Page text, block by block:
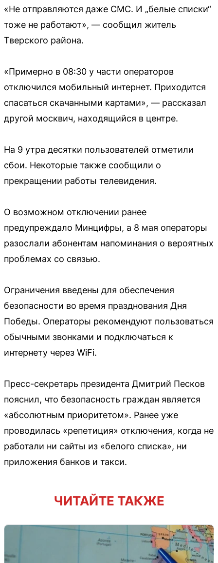
«Не отправляются даже СМС. И „белые списки“
тоже не работают», — сообщил житель
Тверского района.
«Примерно в 08:30 у части операторов
отключился мобильный интернет. Приходится
спасаться скачанными картами», — рассказал
другой москвич, находящийся в центре.
На 9 утра десятки пользователей отметили
сбои. Некоторые также сообщили о
прекращении работы телевидения.
О возможном отключении ранее
предупреждало Минцифры, а 8 мая операторы
разослали абонентам напоминания о вероятных
проблемах со связью.
Ограничения введены для обеспечения
безопасности во время празднования Дня
Победы. Операторы рекомендуют пользоваться
обычными звонками и подключаться к
интернету через WiFi.
Пресс-секретарь президента Дмитрий Песков
пояснил, что безопасность граждан является
«абсолютным приоритетом». Ранее уже
проводилась «репетиция» отключения, когда не
работали ни сайты из «белого списка», ни
приложения банков и такси.
ЧИТАЙТЕ ТАКЖЕ